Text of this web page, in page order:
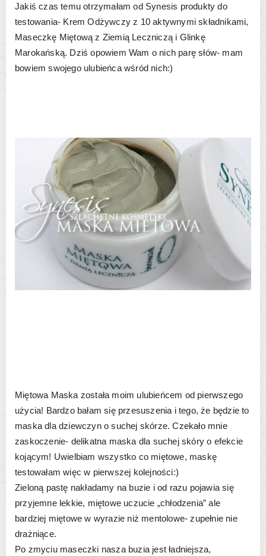
Jakiś czas temu otrzymałam od Synesis produkty do
testowania- Krem Odżywczy z 10 aktywnymi składnikami,
Maseczkę Miętową z Ziemią Leczniczą i Glinkę
Marokańską. Dziś opowiem Wam o nich parę słów- mam
bowiem swojego ulubieńca wśród nich:)
Miętowa Maska została moim ulubieńcem od pierwszego
użycia! Bardzo bałam się przesuszenia i tego, że będzie to
maska dla dziewczyn o suchej skórze. Czekało mnie
zaskoczenie- delikatna maska dla suchej skóry o efekcie
kojącym! Uwielbiam wszystko co miętowe, maskę
testowałam więc w pierwszej kolejności:)
Zieloną pastę nakładamy na buzie i od razu pojawia się
przyjemne lekkie, miętowe uczucie „chłodzenia” ale
bardziej miętowe w wyrazie niż mentolowe- zupełnie nie
drażniące.
Po zmyciu maseczki nasza buzia jest ładniejsza,